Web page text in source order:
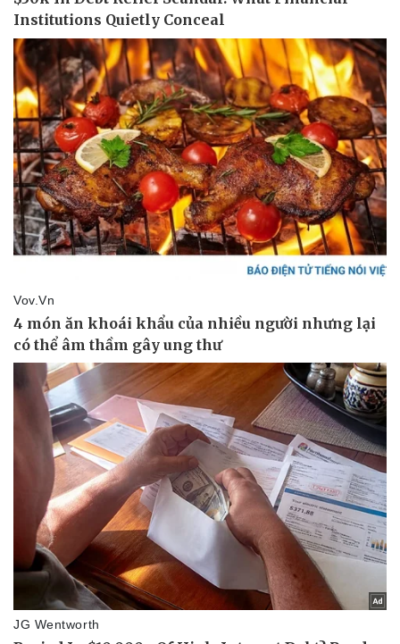
Doanh nghiệp
Doanh nhân
Vì cộng đồng
Công nghệ
Sành điệu
Chuyển đổi số